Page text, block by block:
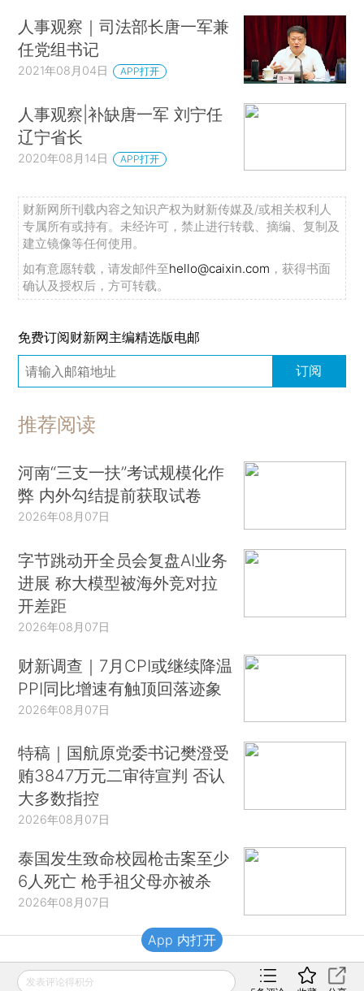
人事观察｜司法部长唐一军兼
任党组书记
2021年08月04日 APP打开
人事观察|补缺唐一军 刘宁任
辽宁省长
2020年08月14日 APP打开
财新网所刊载内容之知识产权为财新传媒及/或相关权利人
专属所有或持有。未经许可，禁止进行转载、摘编、复制及
建立镜像等任何使用。
如有意愿转载，请发邮件至hello@caixin.com ，获得书面
确认及授权后，方可转载。
免费订阅财新网主编精选版电邮
订阅
推荐阅读
河南“三支一扶”考试规模化作
弊 内外勾结提前获取试卷
2026年08月07日
字节跳动开全员会复盘AI业务
进展 称大模型被海外竞对拉
开差距
2026年08月07日
财新调查｜7月CPI或继续降温
PPI同比增速有触顶回落迹象
2026年08月07日
特稿｜国航原党委书记樊澄受
贿3847万元二审待宣判 否认
大多数指控
2026年08月07日
泰国发生致命校园枪击案至少
6人死亡 枪手祖父母亦被杀
2026年08月07日
财新移动
发表评论得积分
App 内打开